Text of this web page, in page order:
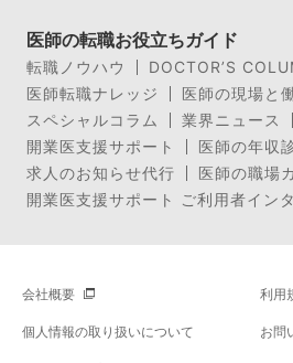
医師の転職お役立ちガイド
転職ノウハウ
DOCTOR’S
医師転職ナレッジ
医師の現場と
スペシャルコラム
業界ニュース
開業医支援サポート
医師の年収
求人のお知らせ代行
医師の職場
開業医支援サポート ご利用者イン
会社概要 利用
個人情報の取り扱いについて お問